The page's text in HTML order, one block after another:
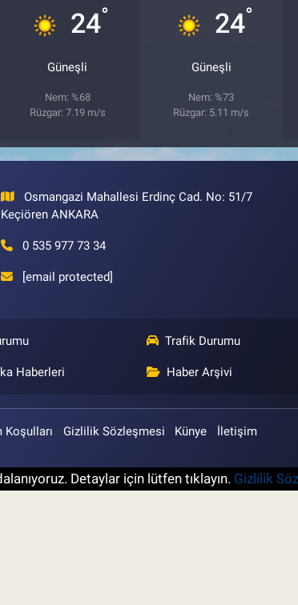
24°
Güneşli
Nem: %68
Rüzgar: 7.19 m/s
24°
Güneşli
Nem: %73
Rüzgar: 5.11 m/s
Osmangazi Mahallesi Erdinç Cad. No: 51/7
Keçiören ANKARA
0 535 977 73 34
[email protected]
Trafik Durumu
Haberleri Haber Arşivi
Koşulları Gizlilik Sözleşmesi Künye İletişim
Detaylar için lütfen tıklayın. Gizlilik